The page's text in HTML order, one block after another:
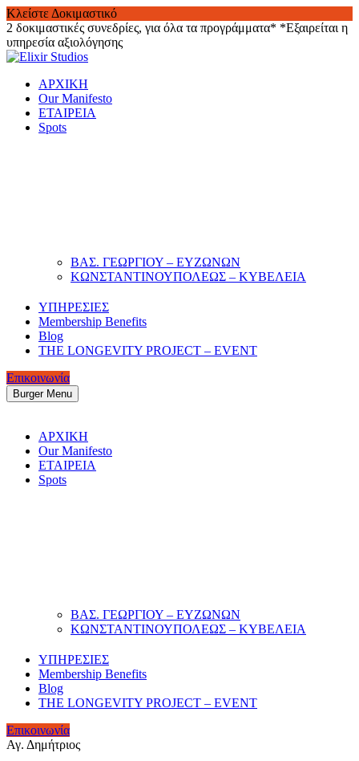
Κλείστε Δοκιμαστικό
2 δοκιμαστικές συνεδρίες, για όλα τα προγράμματα* *Εξαιρείται η
υπηρεσία αξιολόγησης
Skip
contentΑΡΧΙΚΗ
Our Manifesto
ΕΤΑΙΡΕΙΑ
Spots
ΒΑΣ. ΓΕΩΡΓΙΟΥ – ΕΥΖΩΝΩΝ
ΚΩΝΣΤΑΝΤΙΝΟΥΠΟΛΕΩΣ – ΚΥΒΕΛΕΙΑ
ΥΠΗΡΕΣΙΕΣ
Membership Benefits
Blog
THE LONGEVITY PROJECT – EVENT
Επικοινωνία
Burger Menu
ΑΡΧΙΚΗ
Our Manifesto
ΕΤΑΙΡΕΙΑ
Spots
ΒΑΣ. ΓΕΩΡΓΙΟΥ – ΕΥΖΩΝΩΝ
ΚΩΝΣΤΑΝΤΙΝΟΥΠΟΛΕΩΣ – ΚΥΒΕΛΕΙΑ
ΥΠΗΡΕΣΙΕΣ
Membership Benefits
Blog
THE LONGEVITY PROJECT – EVENT
Επικοινωνία
Αγ. Δημήτριος